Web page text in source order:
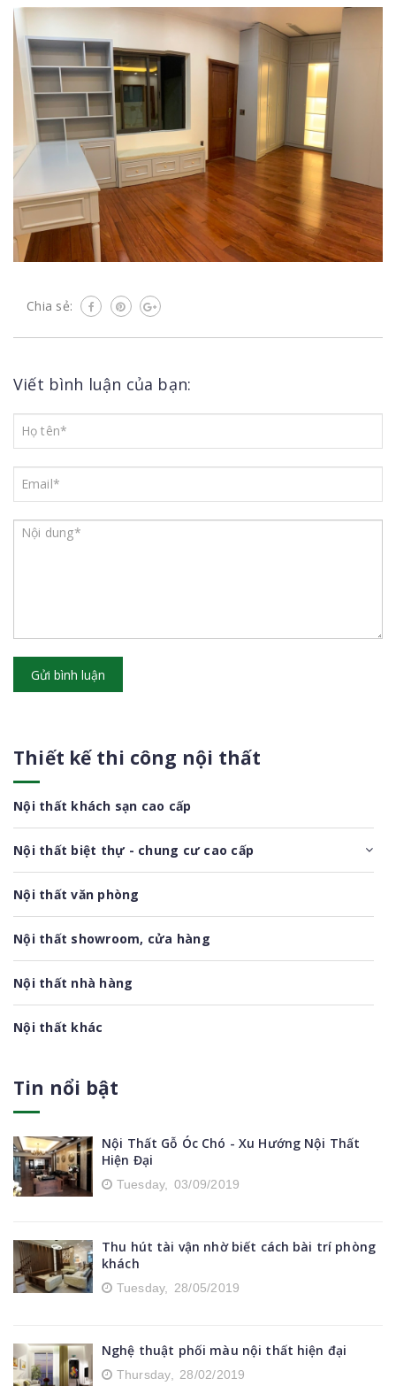
Chia sẻ:
Viết bình luận của bạn:
Gửi bình luận
Thiết kế thi công nội thất
Nội thất khách sạn cao cấp
Nội thất biệt thự - chung cư cao cấp
Nội thất văn phòng
Nội thất showroom, cửa hàng
Nội thất nhà hàng
Nội thất khác
Tin nổi bật
Nội Thất Gỗ Óc Chó - Xu Hướng Nội Thất
Hiện Đại
Tuesday, 03/09/2019
Thu hút tài vận nhờ biết cách bài trí phòng
khách
Tuesday, 28/05/2019
Nghệ thuật phối màu nội thất hiện đại
Thursday, 28/02/2019